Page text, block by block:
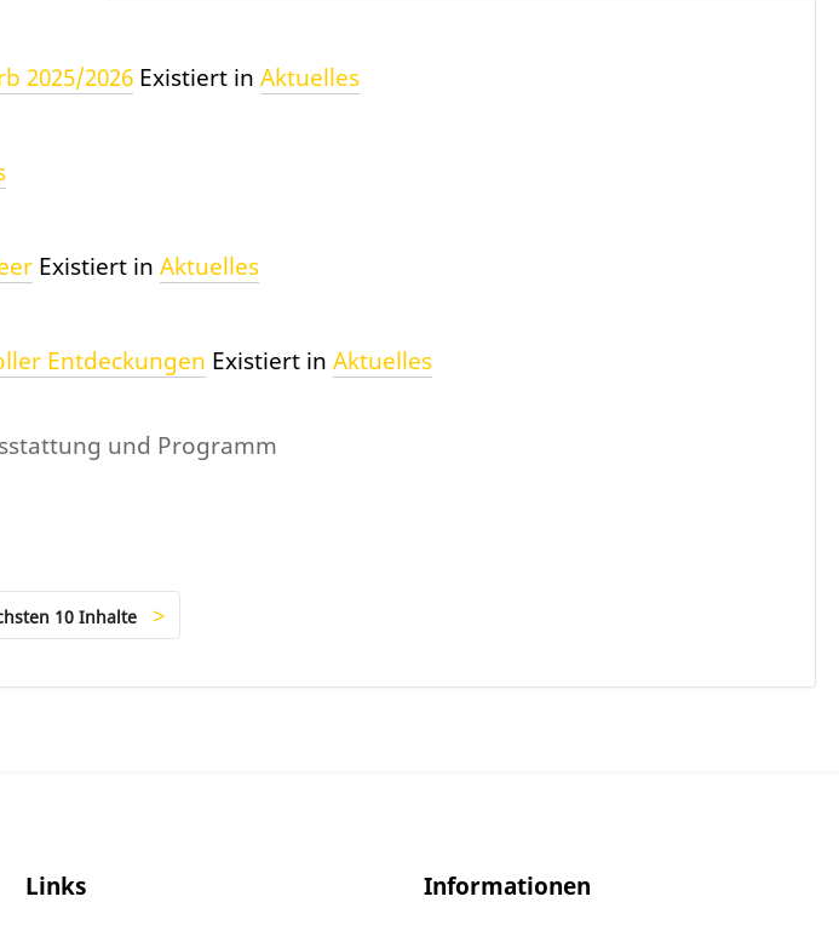
2025/2026 Existiert in Aktuelles
Existiert in Aktuelles
Entdeckungen Existiert in Aktuelles
und Programm
10 Inhalte
Links Informationen